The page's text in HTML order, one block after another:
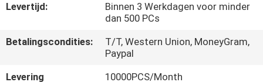
NIEUWS
Levertijd:
Binnen 3 Werkdagen voor minder
dan 500 PCs
Betalingscondities:
T/T, Western Union, MoneyGram,
Paypal
Levering
10000PCS/Month